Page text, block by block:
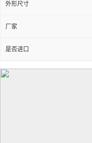
外形尺寸
厂家
是否进口